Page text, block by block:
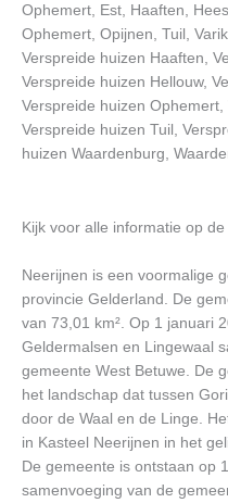
Ophemert, Est, Haaften,
Ophemert, Opijnen, Tuil,
Verspreide huizen Haaften,
Verspreide huizen Hellouw,
Verspreide huizen Ophemert,
Verspreide huizen Tuil,
huizen Waardenburg,
Kijk voor alle informatie op
Neerijnen is een voormalige
provincie Gelderland. De
van 73,01 km². Op 1 januari
Geldermalsen en Lingewaal
gemeente West Betuwe. De
het landschap dat tussen
door de Waal en de Linge.
in Kasteel Neerijnen in het
De gemeente is ontstaan op
samenvoeging van de